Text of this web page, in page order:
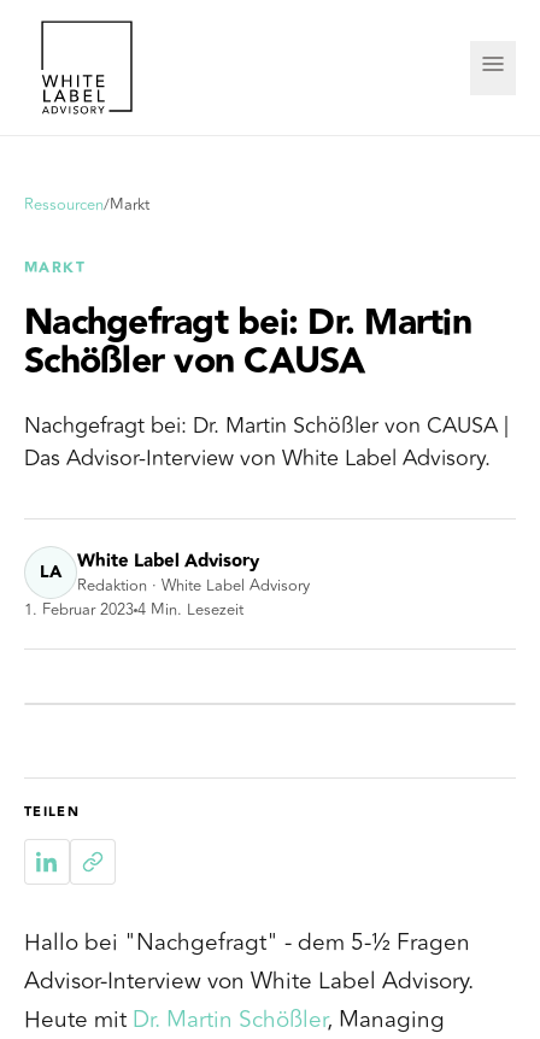
Ressourcen/Markt
MARKT
Nachgefragt bei: Dr. Martin
Schößler von CAUSA
Nachgefragt bei: Dr. Martin Schößler von CAUSA |
Das Advisor-Interview von White Label Advisory.
LA White Label Advisory
Redaktion · White Label Advisory
1. Februar 20234 Min. Lesezeit
TEILEN
Hallo bei "Nachgefragt" - dem 5-½ Fragen
Advisor-Interview von White Label Advisory.
Heute mit Dr. Martin Schößler, Managing